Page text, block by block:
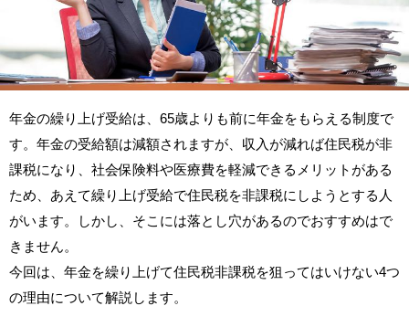
年金の繰り上げ受給は、65歳よりも前に年金をもらえる制度で
す。年金の受給額は減額されますが、収入が減れば住民税が非
課税になり、社会保険料や医療費を軽減できるメリットがある
ため、あえて繰り上げ受給で住民税を非課税にしようとする人
がいます。しかし、そこには落とし穴があるのでおすすめはで
きません。
今回は、年金を繰り上げて住民税非課税を狙ってはいけない4つ
の理由について解説します。